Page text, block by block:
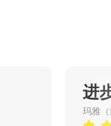
进
玛雅（